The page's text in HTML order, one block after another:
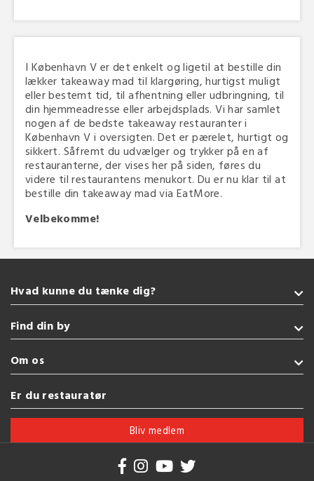
I København V er det enkelt og ligetil at bestille din
lækker takeaway mad til klargøring, hurtigst muligt
eller bestemt tid, til afhentning eller udbringning, til
din hjemmeadresse eller arbejdsplads. Vi har samlet
nogen af de bedste takeaway restauranter i
København V i oversigten. Det er pærelet, hurtigt og
sikkert. Såfremt du udvælger og trykker på en af
restauranterne, der vises her på siden, føres du
videre til restaurantens menukort. Du er nu klar til at
bestille din takeaway mad via EatMore.
Velbekomme!
Hvad kunne du tænke dig?
Takeaway
Sushi
Italiensk
Pizza
Se flere køkkener
Find din by
Sønderborg
Kolding
Esbjerg
Vejle
Om os
Handelsbetingelser
Brug af cookies
Er du restauratør
Bliv medlem